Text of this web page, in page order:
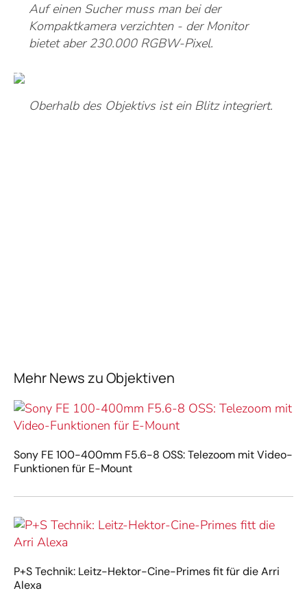
Auf einen Sucher muss man bei der
Kompaktkamera verzichten - der Monitor
bietet aber 230.000 RGBW-Pixel.
Oberhalb des Objektivs ist ein Blitz integriert.
Mehr News zu Objektiven
Sony FE 100-400mm F5.6-8 OSS: Telezoom mit Video-
Funktionen für E-Mount
P+S Technik: Leitz-Hektor-Cine-Primes fit für die Arri
Alexa